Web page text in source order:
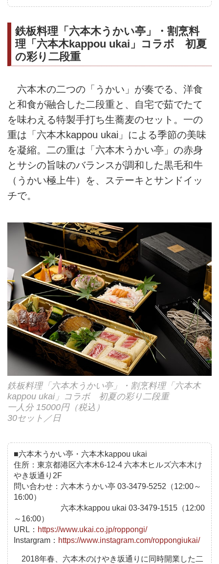
鉄板料理「六本木うかい亭」・割烹料
理「六本木kappou ukai」コラボ 初夏
の彩り二段重
六本木の二つの「うかい」が奏でる、洋食
と和食が融合した二段重と、自宅で茹でたて
を味わえる特製手打ち生蕎麦のセット。一の
重は「六本木kappou ukai」による季節の美味
を凝縮。二の重は「六本木うかい亭」の赤身
とサシの旨味のバランスが調和した黒毛和牛
（うかい極上牛）を、ステーキとサンドイッ
チで。
鉄板料理「六本木うかい亭」・割烹料理「六本木
kappou ukai」コラボ 初夏の彩り二段重
一人分 15000円（税込）
30セット／日
■六本木うかい亭・六本木kappou ukai
住所：東京都港区六本木6-12-4 六本木ヒルズ六本木け
やき坂通り2F
問い合わせ：六本木うかい亭 03-3479-5252（12:00～
16:00）
六本木kappou ukai 03-3479-1515（12:00
～16:00）
URL： https://www.ukai.co.jp/roppongi/
Instargram： https://www.instagram.com/roppongiukai/
2018年春、六本木のけやき坂通りに同時開業した二